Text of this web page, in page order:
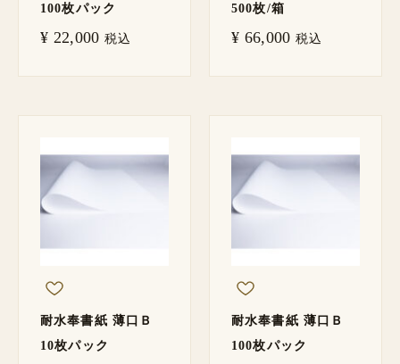
100枚パック
¥ 22,000 税込
500枚/箱
¥ 66,000 税込
耐水奉書紙 薄口Ｂ
10枚パック
耐水奉書紙 薄口Ｂ
100枚パック